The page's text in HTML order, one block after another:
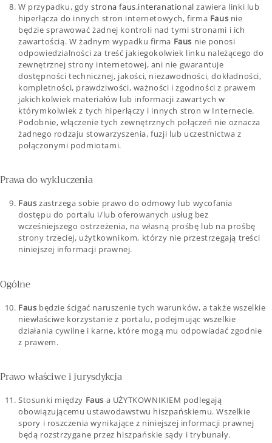
W przypadku, gdystrona faus.interanational zawiera linki lub
hiperłącza do innych stron internetowych, firma Faus nie
będzie sprawować żadnej kontroli nad tymi stronami i ich
zawartością. W żadnym wypadku firma Faus nie ponosi
odpowiedzialności za treść jakiegokolwiek linku należącego do
zewnętrznej strony internetowej, ani nie gwarantuje
dostępności technicznej, jakości, niezawodności, dokładności,
kompletności, prawdziwości, ważności i zgodności z prawem
jakichkolwiek materiałów lub informacji zawartych w
którymkolwiek z tych hiperłączy i innych stron w Internecie.
Podobnie, włączenie tych zewnętrznych połączeń nie oznacza
żadnego rodzaju stowarzyszenia, fuzji lub uczestnictwa z
połączonymi podmiotami.
Prawa do wykluczenia
Faus zastrzega sobie prawo do odmowy lub wycofania
dostępu do portalu i/lub oferowanych usług bez
wcześniejszego ostrzeżenia, na własną prośbę lub na prośbę
strony trzeciej, użytkownikom, którzy nie przestrzegają treści
niniejszej informacji prawnej.
Ogólne
Faus będzie ścigać naruszenie tych warunków, a także wszelkie
niewłaściwe korzystanie z portalu, podejmując wszelkie
działania cywilne i karne, które mogą mu odpowiadać zgodnie
z prawem.
Prawo właściwe i jurysdykcja
Stosunki między Faus a UŻYTKOWNIKIEM podlegają
obowiązującemu ustawodawstwu hiszpańskiemu. Wszelkie
spory i roszczenia wynikające z niniejszej informacji prawnej
będą rozstrzygane przez hiszpańskie sądy i trybunały.